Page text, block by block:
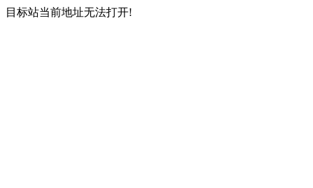
目标站当前地址无法打开!